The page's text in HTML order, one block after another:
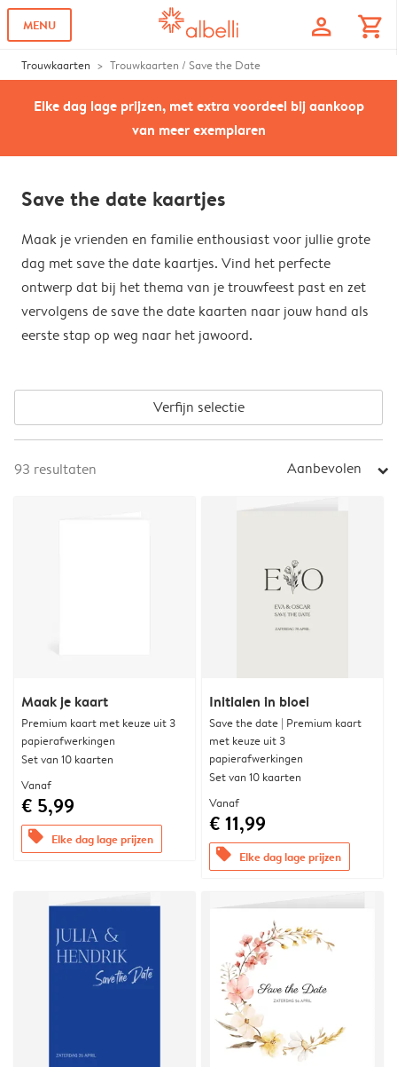
MENU profile shopping_cart
Trouwkaarten Trouwkaarten / Save the Date
Elke dag lage prijzen, met extra voordeel bij aankoop
van meer exemplaren
Save the date kaartjes
Maak je vrienden en familie enthousiast voor jullie grote
dag met save the date kaartjes. Vind het perfecte
ontwerp dat bij het thema van je trouwfeest past en zet
vervolgens de save the date kaarten naar jouw hand als
eerste stap op weg naar het jawoord.
Verfijn selectie
93 resultaten Aanbevolen arrow_right
Maak je kaart
Premium kaart met keuze uit 3
papierafwerkingen
Set van 10 kaarten
Vanaf
€ 5,99
offers Elke dag lage prijzen
Initialen in bloei
Save the date | Premium kaart
met keuze uit 3
papierafwerkingen
Set van 10 kaarten
Vanaf
€ 11,99
offers Elke dag lage prijzen